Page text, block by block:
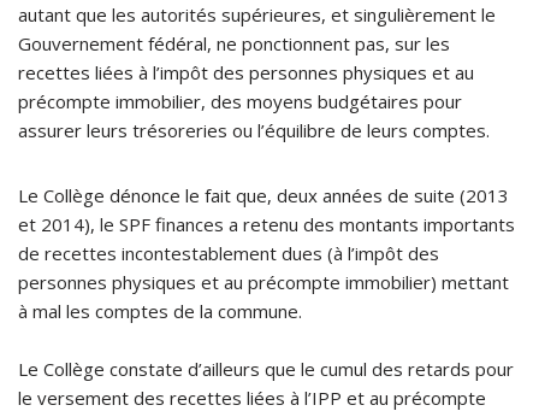
autant que les autorités supérieures, et singulièrement le
Gouvernement fédéral, ne ponctionnent pas, sur les
recettes liées à l’impôt des personnes physiques et au
précompte immobilier, des moyens budgétaires pour
assurer leurs trésoreries ou l’équilibre de leurs comptes.
Le Collège dénonce le fait que, deux années de suite (2013
et 2014), le SPF finances a retenu des montants importants
de recettes incontestablement dues (à l’impôt des
personnes physiques et au précompte immobilier) mettant
à mal les comptes de la commune.
Le Collège constate d’ailleurs que le cumul des retards pour
le versement des recettes liées à l’IPP et au précompte